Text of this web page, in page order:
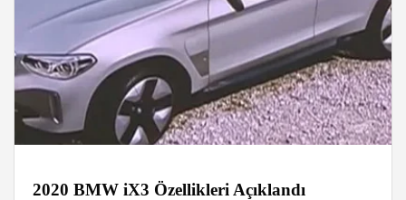
2020 BMW iX3 Özellikleri Açıklandı